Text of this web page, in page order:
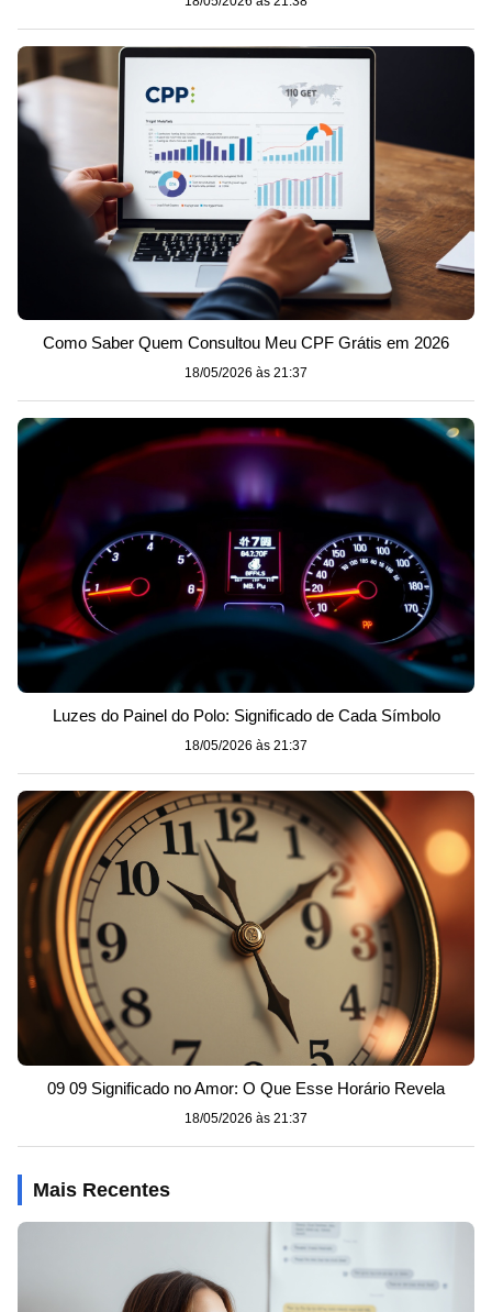
Como Saber Quem Consultou Meu CPF Grátis em 2026
18/05/2026 às 21:37
Luzes do Painel do Polo: Significado de Cada Símbolo
18/05/2026 às 21:37
09 09 Significado no Amor: O Que Esse Horário Revela
18/05/2026 às 21:37
Mais Recentes